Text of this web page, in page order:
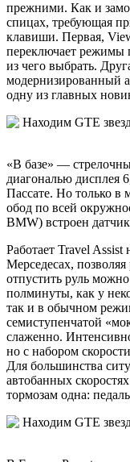
прежними. Как и
спицах, требующая
клавиши. Первая,
переключает режимы
из чего выбрать.
модернизированный
одну из главных
«В базе» ―
диагональю дисплея
Пассате. Но только в
обод по всей
BMW) встроен
Работает Travel
Мерседесах, позволяя
отпустить руль
полминуты, как у
так и в обычном
семиступенчатой
слаженно.
но с набором
Для большинства
автобанных
тормозам одна: